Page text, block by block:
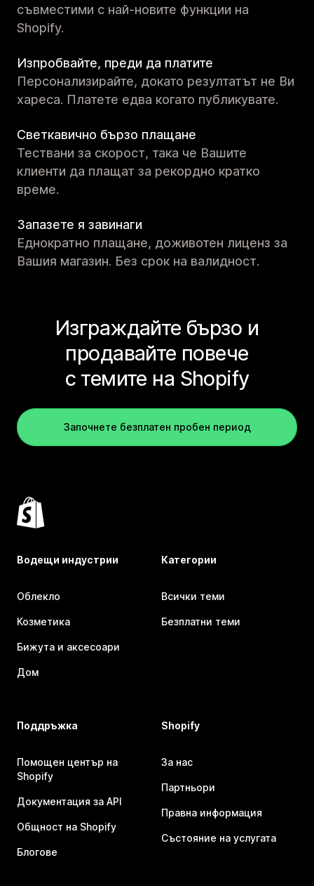
съвместими с най-новите функции на
Shopify.
Изпробвайте, преди да платите
Персонализирайте, докато резултатът не Ви
хареса. Платете едва когато публикувате.
Светкавично бързо плащане
Тествани за скорост, така че Вашите
клиенти да плащат за рекордно кратко
време.
Запазете я завинаги
Еднократно плащане, доживотен лиценз за
Вашия магазин. Без срок на валидност.
Изграждайте бързо и
продавайте повече
с темите на Shopify
Започнете безплатен пробен период
Водещи индустрии
Облекло
Козметика
Бижута и аксесоари
Дом
Категории
Всички теми
Безплатни теми
Поддръжка
Помощен център на
Shopify
Документация за API
Общност на Shopify
Блогове
Shopify
За нас
Партньори
Правна информация
Състояние на услугата